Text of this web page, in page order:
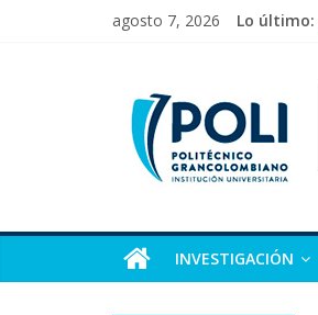
agosto 7, 2026 Lo último:
Artículo
20
laboratorio
de
INVESTIGACIÓN